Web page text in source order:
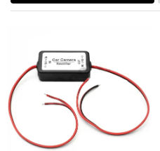
Ford
Opel
Dacia
Peugeot